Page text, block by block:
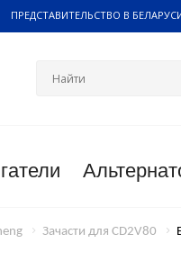
ПРЕДСТАВИТЕЛЬСТВО В
Зачасти для CD2V80